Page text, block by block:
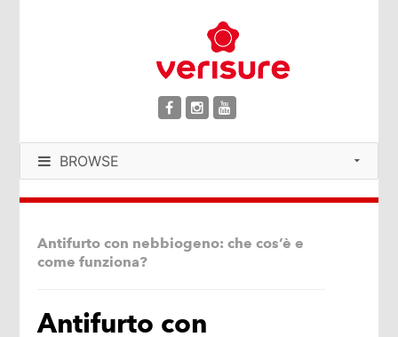
BROWSE
Antifurto con nebbiogeno: che cos’è e
come funziona?
Antifurto con